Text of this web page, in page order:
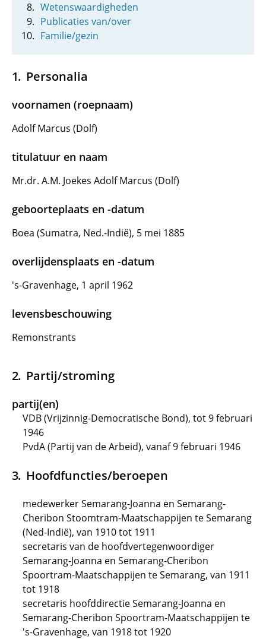
Wetenswaardigheden
Publicaties van/over
Familie/gezin
Personalia
voornamen (roepnaam)
Adolf Marcus (Dolf)
titulatuur en naam
Mr.dr. A.M. Joekes Adolf Marcus (Dolf)
geboorteplaats en -datum
Boea (Sumatra, Ned.-Indië), 5 mei 1885
overlijdensplaats en -datum
's-Gravenhage, 1 april 1962
levensbeschouwing
Remonstrants
Partij/stroming
partij(en)
VDB (Vrijzinnig-Democratische Bond), tot 9 februari
1946
PvdA (Partij van de Arbeid), vanaf 9 februari 1946
Hoofdfuncties/beroepen
medewerker Semarang-Joanna en Semarang-
Cheribon Stoomtram-Maatschappijen te Semarang
(Ned-Indië), van 1910 tot 1911
secretaris van de hoofdvertegenwoordiger
Semarang-Joanna en Semarang-Cheribon
Spoortram-Maatschappijen te Semarang, van 1911
tot 1918
secretaris hoofddirectie Semarang-Joanna en
Semarang-Cheribon Spoortram-Maatschappijen te
's-Gravenhage, van 1918 tot 1920